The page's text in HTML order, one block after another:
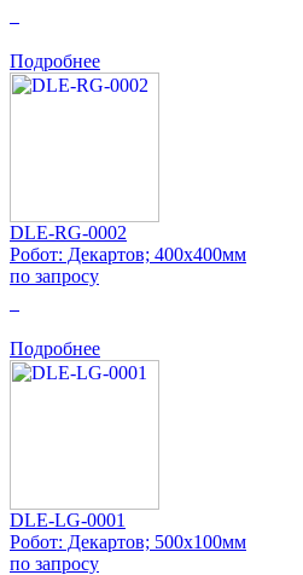
Подробнее
DLE-RG-0002
Робот: Декартов; 400x400мм
по запросу
Подробнее
DLE-LG-0001
Робот: Декартов; 500x100мм
по запросу